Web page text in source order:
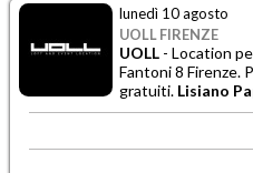
lunedì 10 agosto
UOLL FIRENZE
UOLL - Location
Fantoni 8 Firenze.
gratuiti. Lisiano